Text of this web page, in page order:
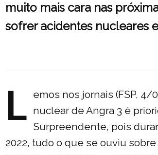
muito mais cara nas
sofrer acidentes nucleares
L emos nos jornais (FSP, 4/
nuclear de Angra 3 é
Surpreendente, pois
2022, tudo o que se ouviu